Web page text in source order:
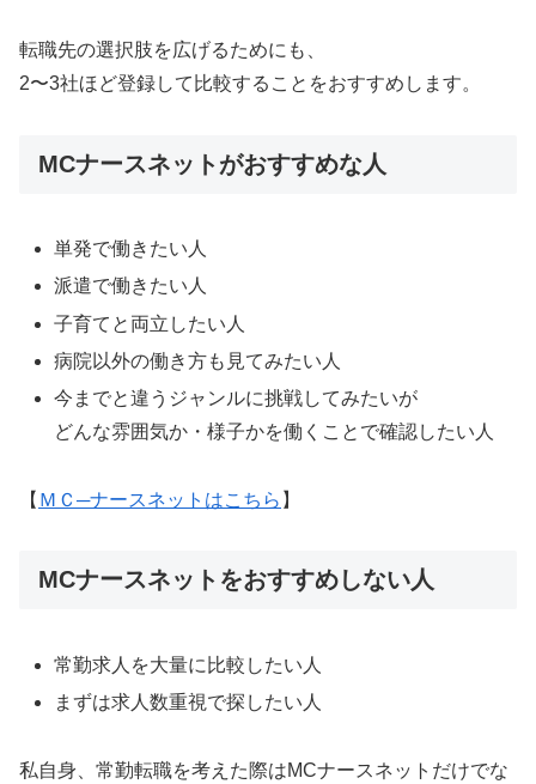
転職先の選択肢を広げるためにも、
2〜3社ほど登録して比較することをおすすめします。
MCナースネットがおすすめな人
単発で働きたい人
派遣で働きたい人
子育てと両立したい人
病院以外の働き方も見てみたい人
今までと違うジャンルに挑戦してみたいが
どんな雰囲気か・様子かを働くことで確認したい人
【 ＭＣ─ナースネットはこちら 】
MCナースネットをおすすめしない人
常勤求人を大量に比較したい人
まずは求人数重視で探したい人
私自身、常勤転職を考えた際はMCナースネットだけでな